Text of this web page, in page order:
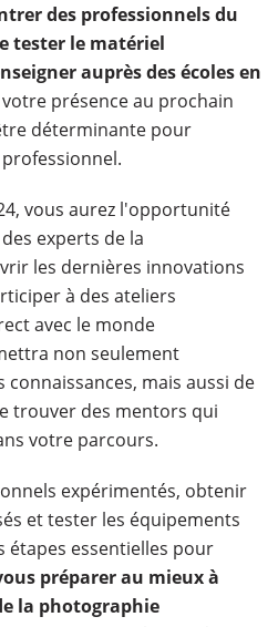
des professionnels du
tester le matériel
auprès des écoles en
présence au prochain
déterminante pour
vous aurez l'opportunité
experts de la
les dernières innovations
à des ateliers
avec le monde
non seulement
mais aussi de
trouver des mentors qui
votre parcours.
expérimentés, obtenir
et tester les équipements
étapes essentielles pour
préparer au mieux à
la photographie